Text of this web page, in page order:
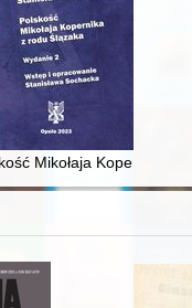
średniowiecza do dziś
Mikołaja Kopernika z